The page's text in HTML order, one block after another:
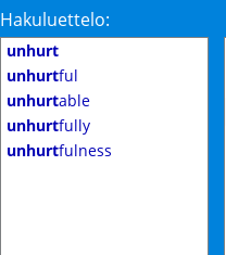
Hakuluettelo:
unhurt
unhurtful
unhurtable
unhurtfully
unhurtfulness